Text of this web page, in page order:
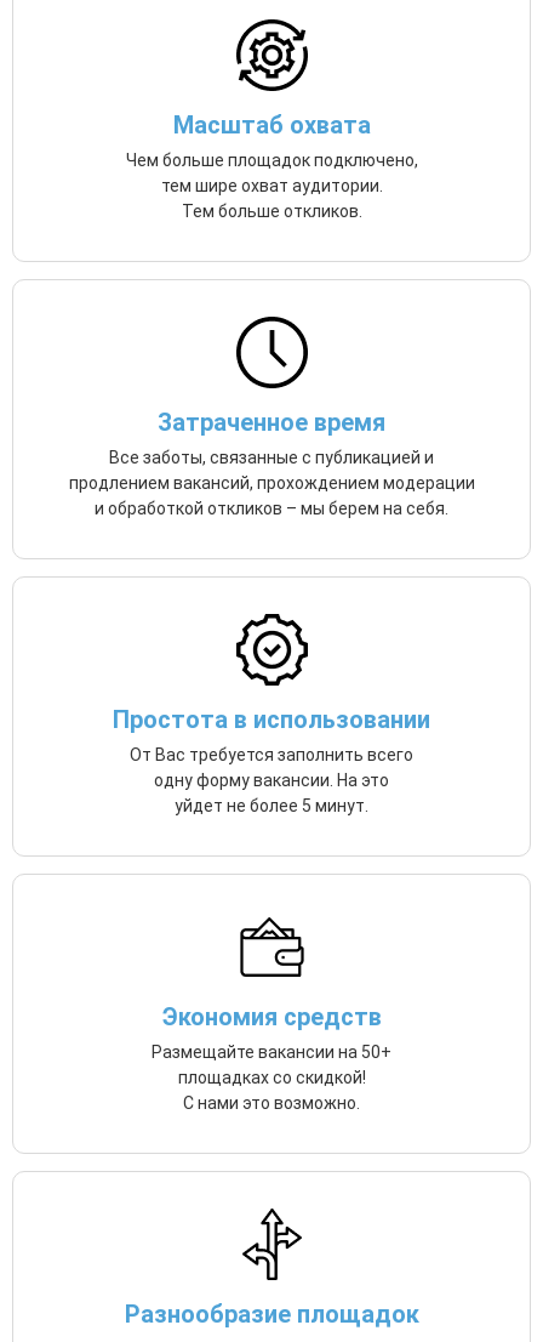
Масштаб охвата
Чем больше площадок подключено,
тем шире охват аудитории.
Тем больше откликов.
Затраченное время
Все заботы, связанные с публикацией и
продлением вакансий, прохождением модерации
и обработкой откликов – мы берем на себя.
Простота в использовании
От Вас требуется заполнить всего
одну форму вакансии. На это
уйдет не более 5 минут.
Экономия средств
Размещайте вакансии на 50+
площадках со скидкой!
С нами это возможно.
Разнообразие площадок